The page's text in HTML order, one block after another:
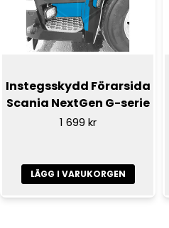
Instegsskydd Förarsida
Scania NextGen G-serie
1 699 kr
LÄGG I VARUKORGEN